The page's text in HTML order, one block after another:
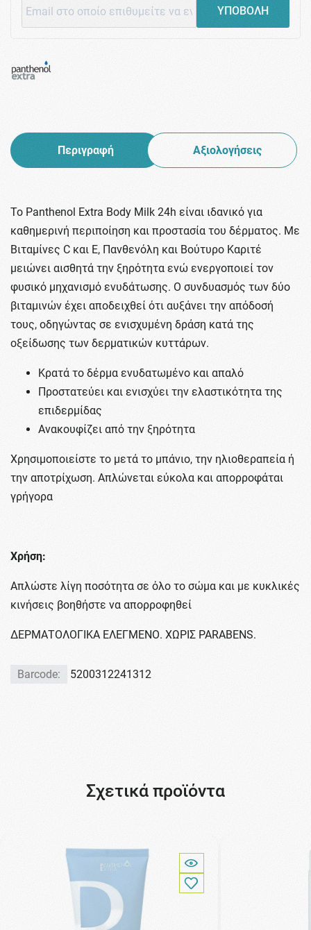
ΥΠΟΒΟΛΗ
Περιγραφή Αξιολογήσεις
Το Panthenol Extra Body Milk 24h είναι ιδανικό για
καθημερινή περιποίηση και προστασία του δέρματος. Με
Βιταμίνες C και Ε, Πανθενόλη και Βούτυρο Καριτέ
μειώνει αισθητά την ξηρότητα ενώ ενεργοποιεί τον
φυσικό μηχανισμό ενυδάτωσης. Ο συνδυασμός των δύο
βιταμινών έχει αποδειχθεί ότι αυξάνει την απόδοσή
τους, οδηγώντας σε ενισχυμένη δράση κατά της
οξείδωσης των δερματικών κυττάρων.
Κρατά το δέρμα ενυδατωμένο και απαλό
Προστατεύει και ενισχύει την ελαστικότητα της
επιδερμίδας
Ανακουφίζει από την ξηρότητα
Χρησιμοποιείστε το μετά το μπάνιο, την ηλιοθεραπεία ή
την αποτρίχωση. Απλώνεται εύκολα και απορροφάται
γρήγορα
Xρήση:
Aπλώστε λίγη ποσότητα σε όλο το σώμα και με κυκλικές
κινήσεις βοηθήστε να απορροφηθεί
ΔΕΡΜΑΤΟΛΟΓΙΚΑ ΕΛΕΓΜΕΝΟ. ΧΩΡΙΣ PARABENS.
Barcode: 5200312241312
Σχετικά προϊόντα